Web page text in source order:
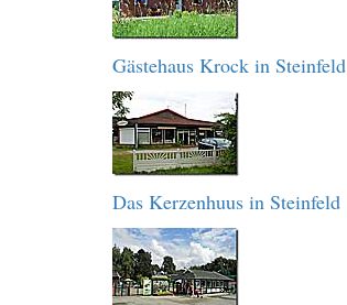
Gästehaus Krock in Steinfeld
Das Kerzenhuus in Steinfeld